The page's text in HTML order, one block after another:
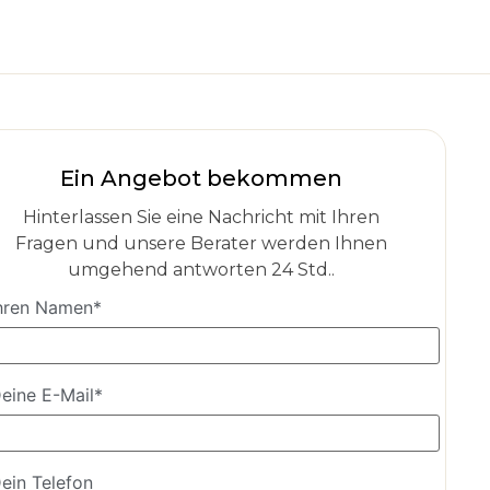
Ein Angebot bekommen
Hinterlassen Sie eine Nachricht mit Ihren
Fragen und unsere Berater werden Ihnen
umgehend antworten 24 Std..
Namen*
E-Mail*
Telefon